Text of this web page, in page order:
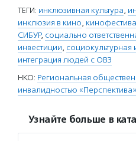
ТЕГИ: инклюзивная культура,
инклюзия в кино,
СИБУР, социально
инвестиции, социокультурная
интеграция людей с ОВЗ
НКО: Региональная
инвалидностью «Перспектива»
Узнайте больше в